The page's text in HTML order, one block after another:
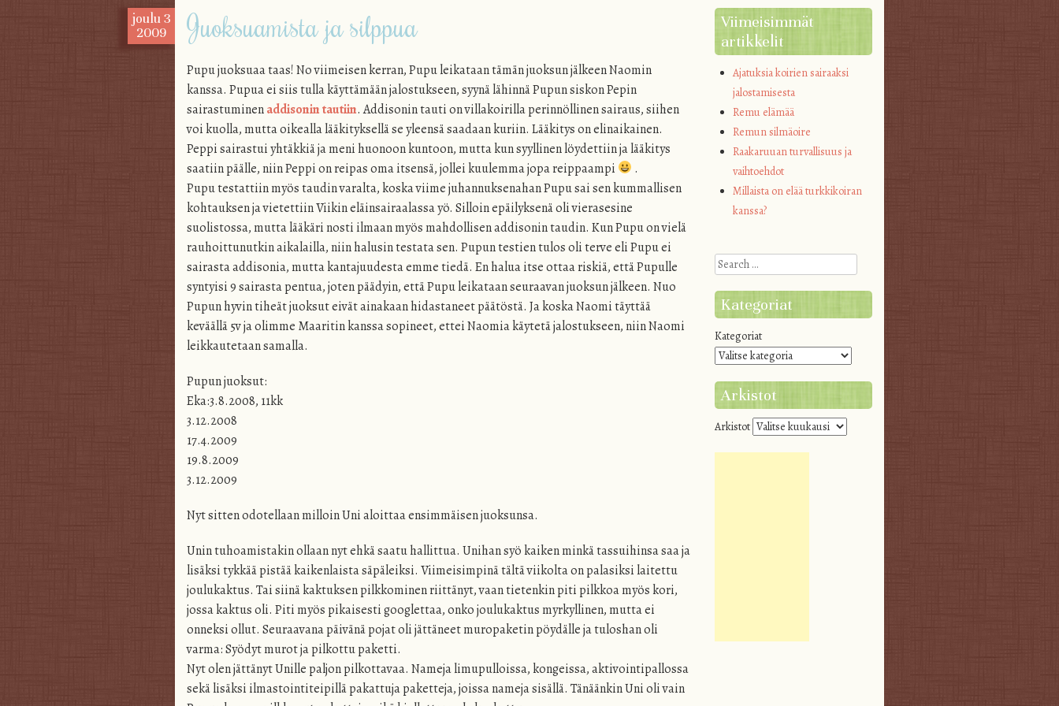
joulu 3
2009
Juoksuamista ja silppua
Pupu juoksuaa taas! No viimeisen kerran, Pupu leikataan tämän juoksun jälkeen Naomin
kanssa. Pupua ei siis tulla käyttämään jalostukseen, syynä lähinnä Pupun siskon Pepin
sairastuminenaddisonin tautiin. Addisonin tauti on villakoirilla perinnöllinen sairaus, siihen
voi kuolla, mutta oikealla lääkityksellä se yleensä saadaan kuriin. Lääkitys on elinaikainen.
Peppi sairastui yhtäkkiä ja meni huonoon kuntoon, mutta kun syyllinen löydettiin ja lääkitys
saatiin päälle, niin Peppi on reipas oma itsensä, jollei kuulemma jopa reippaampi
.
Pupu testattiin myös taudin varalta, koska viime juhannuksenahan Pupu sai sen kummallisen
kohtauksen ja vietettiin Viikin eläinsairaalassa yö. Silloin epäilyksenä oli vierasesine
suolistossa, mutta lääkäri nosti ilmaan myös mahdollisen addisonin taudin. Kun Pupu on vielä
rauhoittunutkin aikalailla, niin halusin testata sen. Pupun testien tulos oli terve eli Pupu ei
sairasta addisonia, mutta kantajuudesta emme tiedä. En halua itse ottaa riskiä, että Pupulle
syntyisi 9 sairasta pentua, joten päädyin, että Pupu leikataan seuraavan juoksun jälkeen. Nuo
Pupun hyvin tiheät juoksut eivät ainakaan hidastaneet päätöstä. Ja koska Naomi täyttää
keväällä 5v ja olimme Maaritin kanssa sopineet, ettei Naomia käytetä jalostukseen, niin Naomi
leikkautetaan samalla.
Pupun juoksut:
Eka:3.8.2008, 11kk
3.12.2008
17.4.2009
19.8.2009
3.12.2009
Nyt sitten odotellaan milloin Uni aloittaa ensimmäisen juoksunsa.
Unin tuhoamistakin ollaan nyt ehkä saatu hallittua. Unihan syö kaiken minkä tassuihinsa saa ja
lisäksi tykkää pistää kaikenlaista säpäleiksi. Viimeisimpinä tältä viikolta on palasiksi laitettu
joulukaktus. Tai siinä kaktuksen pilkkominen riittänyt, vaan tietenkin piti pilkkoa myös kori,
jossa kaktus oli. Piti myös pikaisesti googlettaa, onko joulukaktus myrkyllinen, mutta ei
onneksi ollut. Seuraavana päivänä pojat oli jättäneet muropaketin pöydälle ja tuloshan oli
varma: Syödyt murot ja pilkottu paketti.
Nyt olen jättänyt Unille paljon pilkottavaa. Nameja limupulloissa, kongeissa, aktivointipallossa
sekä lisäksi ilmastointiteipillä pakattuja paketteja, joissa nameja sisällä. Tänäänkin Uni oli vain
Viimeisimmät
artikkelit
Ajatuksia koirien sairaaksi
jalostamisesta
Remu elämää
Remun silmäoire
Raakaruuan turvallisuus ja
vaihtoehdot
Millaista on elää turkkikoiran
kanssa?
Search
Kategoriat
Kategoriat
Arkistot
Arkistot